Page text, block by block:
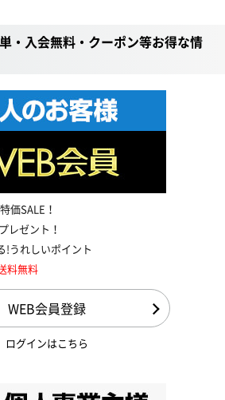
・入会無料・クーポン等お得な情
価SALE！
レゼント！
!うれしいポイント
料無料
WEB会員登録
ログインはこちら